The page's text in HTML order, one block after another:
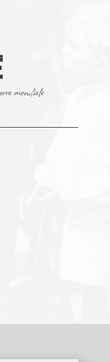
mondiale